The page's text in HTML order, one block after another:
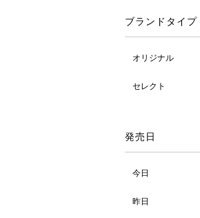
ブランドタイプ
オリジナル
セレクト
発売日
今日
昨日